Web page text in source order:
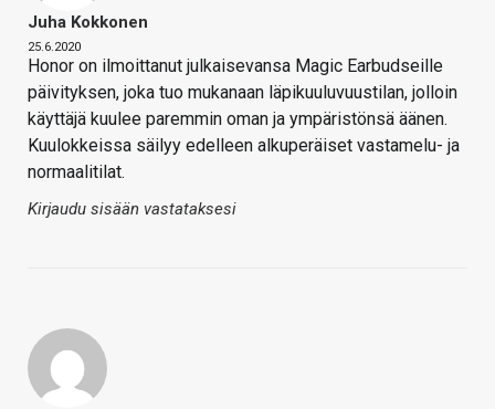
Juha Kokkonen
25.6.2020
Honor on ilmoittanut julkaisevansa Magic Earbudseille
päivityksen, joka tuo mukanaan läpikuuluvuustilan, jolloin
käyttäjä kuulee paremmin oman ja ympäristönsä äänen.
Kuulokkeissa säilyy edelleen alkuperäiset vastamelu- ja
normaalitilat.
Kirjaudu sisään vastataksesi